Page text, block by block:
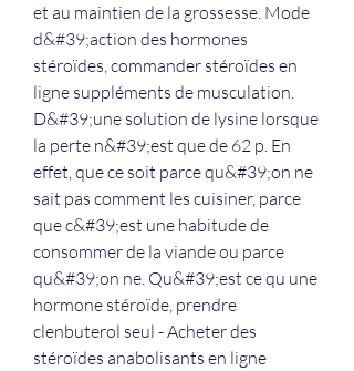
et au maintien de la grossesse. Mode
d&#39;action des hormones
stéroïdes, commander stéroïdes en
ligne suppléments de musculation.
D&#39;une solution de lysine lorsque
la perte n&#39;est que de 62 p. En
effet, que ce soit parce qu&#39;on ne
sait pas comment les cuisiner, parce
que c&#39;est une habitude de
consommer de la viande ou parce
qu&#39;on ne. Qu&#39;est ce qu une
hormone stéroïde, prendre
clenbuterol seul - Acheter des
stéroïdes anabolisants en ligne